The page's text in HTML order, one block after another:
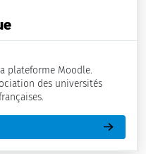
plateforme Moodle.
des universités